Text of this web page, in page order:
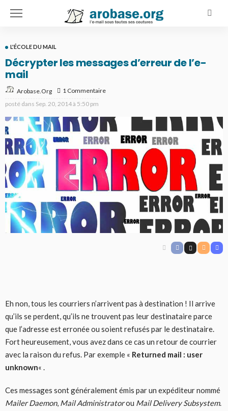
L'ÉCOLE DU MAIL
Décrypter les messages d’erreur de l’e-
mail
Arobase.org
1 Commentaire
posté dans Sep. 20, 2014 à 5:50 pm
Eh non, tous les courriers n’arrivent pas à destination ! Il arrive
qu’ils se perdent, qu’ils ne trouvent pas leur destinataire parce
que l’adresse est erronée ou soient refusés par le destinataire.
Fort heureusement, vous avez dans ce cas un retour de courrier
avec la raison du refus. Par exemple « Returned mail : user
unknown« .
Ces messages sont généralement émis par un expéditeur nommé
Mailer Daemon, Mail Administratorou Mail Delivery Subsystem.